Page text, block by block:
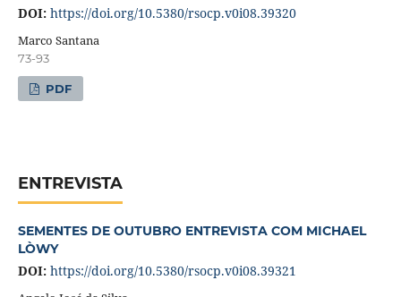
DOI: https://doi.org/10.5380/rsocp.v0i08.39320
Marco Santana
73-93
PDF
ENTREVISTA
SEMENTES DE OUTUBRO ENTREVISTA COM MICHAEL
LÒWY
DOI: https://doi.org/10.5380/rsocp.v0i08.39321